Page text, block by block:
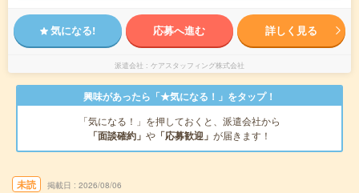
気になる! 応募へ進む 詳しく見る
派遣会社 ケアスタッフィング株式会社
興味があったら「★気になる！」をタップ！
「気になる！」を押しておくと、派遣会社から
「面談確約」 や 「応募歓迎」 が届きます！
未読 掲載日 2026/08/06